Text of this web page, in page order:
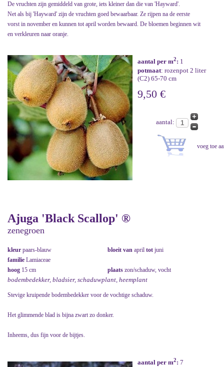
De vruchten zijn gemiddeld van grote, iets kleiner dan die van 'Hayward'.
Net als bij 'Hayward' zijn de vruchten goed bewaarbaar. Ze rijpen na de eerste
vorst in november en kunnen tot april worden bewaard. De bloemen beginnen wit
en verkleuren naar oranje.
aantal per m2: 1
potmaat: rozenpot 2 liter
(C2) 65-70 cm
9,50 €
aantal:
Ajuga 'Black Scallop' ®
zenegroen
kleur paars-blauw bloeit van april tot juni
familie Lamiaceae
hoog 15 cm plaats zon/schaduw, vocht
bodembedekker, bladsier, schaduwplant, heemplant
Stevige kruipende bodembedekker voor de vochtige schaduw.
Het glimmende blad is bijna zwart zo donker.
Inheems, dus fijn voor de bijtjes.
aantal per m2: 7